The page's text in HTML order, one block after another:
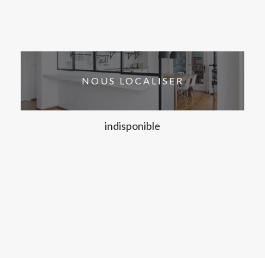
NOUS LOCALISER
indisponible